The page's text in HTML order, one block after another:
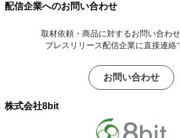
配信企業へのお問い合わせ
取材依頼・商品に対するお問い合わせ
プレスリリース配信企業に直接連絡
お問い合わせ
株式会社8bit